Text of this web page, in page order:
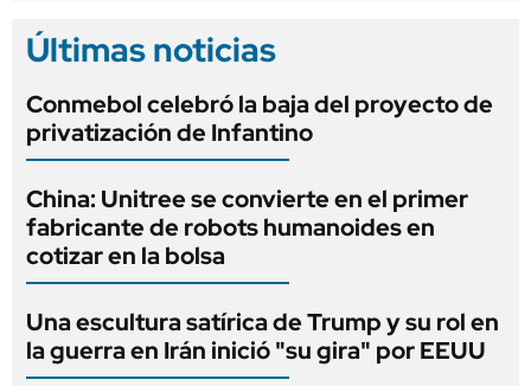
Últimas noticias
Conmebol celebró la baja del proyecto de
privatización de Infantino
China: Unitree se convierte en el primer
fabricante de robots humanoides en
cotizar en la bolsa
Una escultura satírica de Trump y su rol en
la guerra en Irán inició "su gira" por EEUU